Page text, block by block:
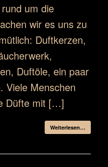
um die
wir es uns zu
Duftkerzen,
Duftöle, ein paar
Viele Menschen
Düfte mit […]
Weiterlesen…